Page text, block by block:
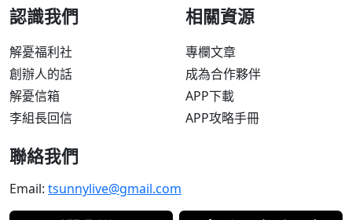
認識我們
解憂福利社
創辦人的話
解憂信箱
李組長回信
相關資源
專欄文章
成為合作夥伴
APP下載
APP攻略手冊
聯絡我們
Email: tsunnylive@gmail.com